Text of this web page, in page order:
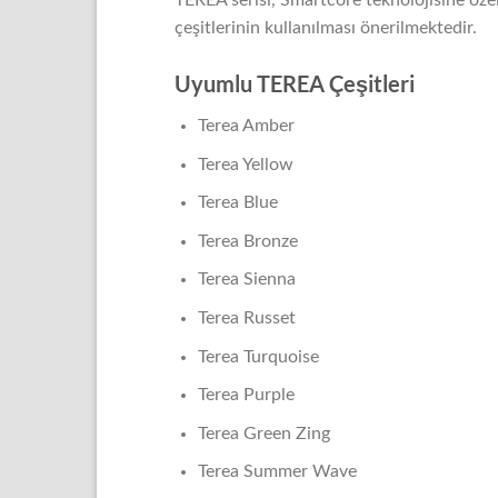
çeşitlerinin kullanılması önerilmektedir.
Uyumlu TEREA Çeşitleri
Terea Amber
Terea Yellow
Terea Blue
Terea Bronze
Terea Sienna
Terea Russet
Terea Turquoise
Terea Purple
Terea Green Zing
Terea Summer Wave